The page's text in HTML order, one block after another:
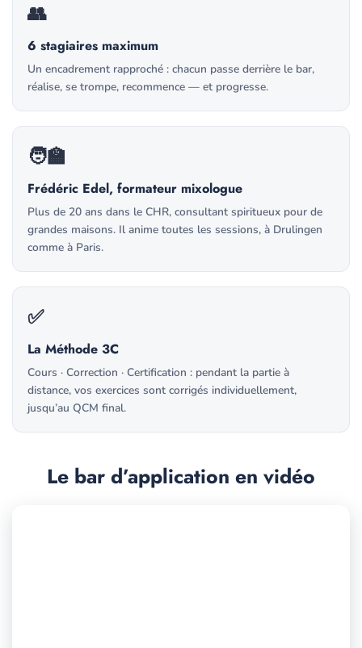
👥
6 stagiaires maximum
Un encadrement rapproché : chacun passe derrière le bar,
réalise, se trompe, recommence — et progresse.
🧑‍🏫
Frédéric Edel, formateur mixologue
Plus de 20 ans dans le CHR, consultant spiritueux pour de
grandes maisons. Il anime toutes les sessions, à Drulingen
comme à Paris.
✅
La Méthode 3C
Cours · Correction · Certification : pendant la partie à
distance, vos exercices sont corrigés individuellement,
jusqu’au QCM final.
Le bar d’application en vidéo